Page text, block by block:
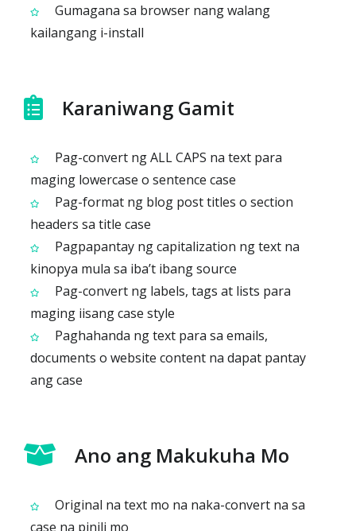
Gumagana sa browser nang walang
kailangang i-install
Karaniwang Gamit
Pag-convert ng ALL CAPS na text para
maging lowercase o sentence case
Pag-format ng blog post titles o section
headers sa title case
Pagpapantay ng capitalization ng text na
kinopya mula sa iba’t ibang source
Pag-convert ng labels, tags at lists para
maging iisang case style
Paghahanda ng text para sa emails,
documents o website content na dapat pantay
ang case
Ano ang Makukuha Mo
Original na text mo na naka-convert na sa
case na pinili mo